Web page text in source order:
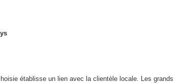
établisse un lien avec la clientèle locale. Les grands